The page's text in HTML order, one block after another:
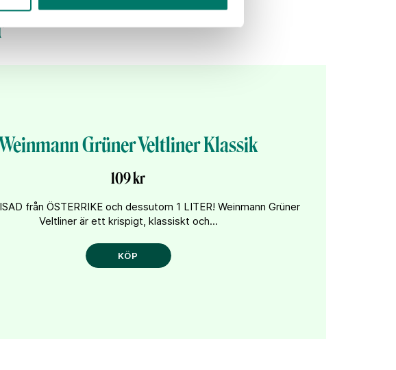
Grüner Veltliner Klassik
109 kr
från ÖSTERRIKE och dessutom 1 LITER! Weinmann Grüner
Veltliner är ett krispigt, klassiskt och...
KÖP